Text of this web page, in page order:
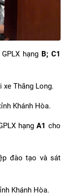
hạng B; C1
Thăng Long.
Khánh Hòa.
hạngA1 cho
đào tạo và sát
Khánh Hòa.